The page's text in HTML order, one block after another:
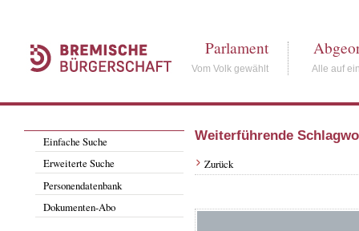
Parlament
Vom Volk gewählt Alle auf
Einfache Suche
Erweiterte Suche
Personendatenbank
Dokumenten-Abo
Weiterführende
Zurück